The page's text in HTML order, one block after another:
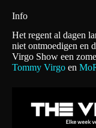
Info
Het regent al dagen
niet ontmoedigen en
Virgo Show een
Tommy Virgo en